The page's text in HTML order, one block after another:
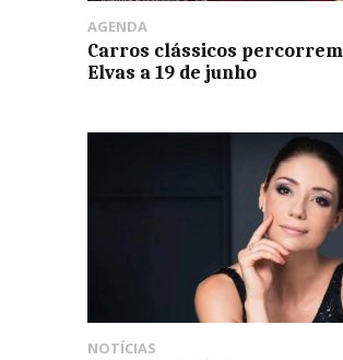
AGENDA
Carros clássicos percorrem
Elvas a 19 de junho
NOTÍCIAS